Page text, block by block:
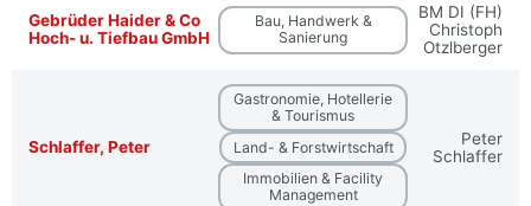
Gebrüder Haider & Co
Hoch- u. Tiefbau GmbH
Bau, Handwerk &
Sanierung
BM DI (FH)
Christoph
Otzlberger
Schlaffer, Peter
Gastronomie, Hotellerie
& Tourismus
Land- & Forstwirtschaft
Immobilien & Facility
Management
Peter
Schlaffer